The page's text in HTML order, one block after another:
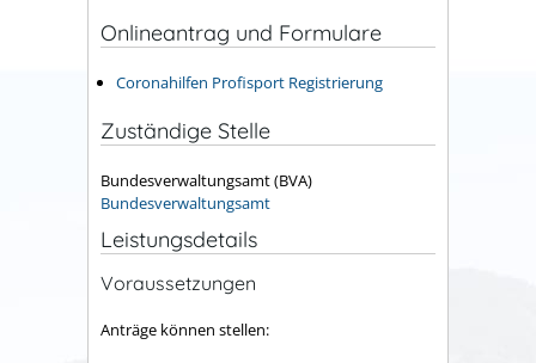
Onlineantrag und Formulare
Coronahilfen Profisport Registrierung
Zuständige Stelle
Bundesverwaltungsamt (BVA)
Bundesverwaltungsamt
Leistungsdetails
Voraussetzungen
Anträge können stellen: